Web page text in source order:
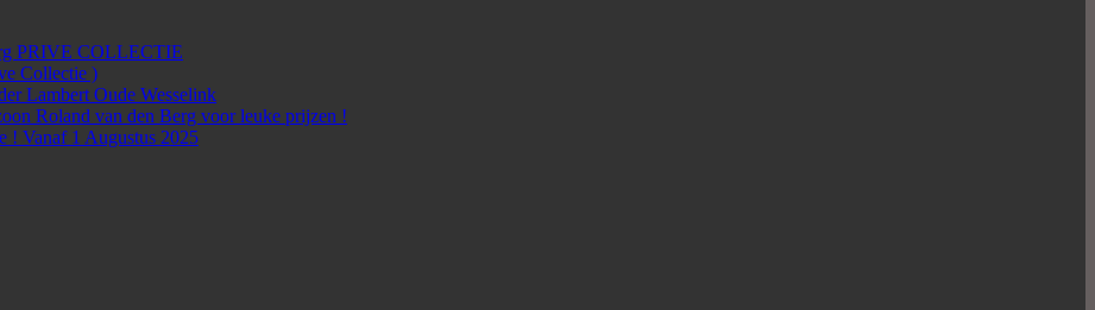
PRIVE COLLECTIE
Collectie )
Lambert Oude Wesselink
Roland van den Berg voor leuke prijzen !
! Vanaf 1 Augustus 2025